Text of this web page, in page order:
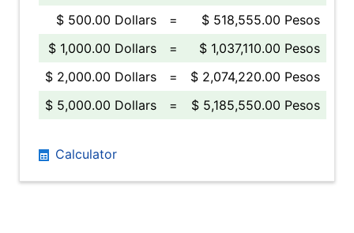
$ 500.00 Dollars
=
$ 518,555.00 Pesos
$ 1,000.00 Dollars
=
$ 1,037,110.00 Pesos
$ 2,000.00 Dollars
=
$ 2,074,220.00 Pesos
$ 5,000.00 Dollars
= $ 5,185,550.00 Pesos
Calculator